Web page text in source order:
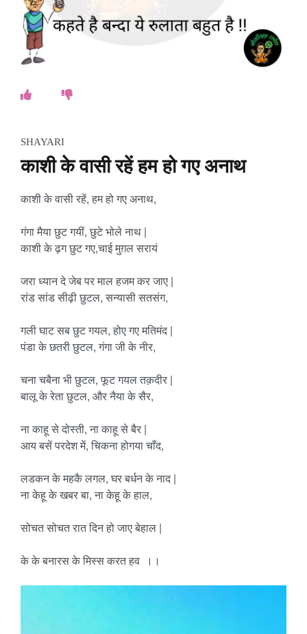
SHAYARI
काशी के वासी रहें हम हो गए अनाथ
काशी के वासी रहें, हम हो गए अनाथ,
गंगा मैया छुट गयीं, छुटे भोले नाथ |
काशी के ढ़ग छुट गए,चाई मुग़ल सरायं
जरा ध्यान दे जेब पर माल हजम कर जाए |
रांड सांड सीढ़ी छुटल, सन्यासी सतसंग,
गली घाट सब छुट गयल, होए गए मतिमंद |
पंडा के छतरी छुटल, गंगा जी के नीर,
चना चबैना भी छुटल, फूट गयल तक़दीर |
बालू के रेता छुटल, और नैया के सैर,
ना काहू से दोस्ती, ना काहू से बैर |
आय बसें परदेश में, चिकना होगया चाँद,
लडकन के महकै लगल, घर बर्धन के नाद |
ना केहू के खबर बा, ना केहू के हाल,
सोचत सोचत रात दिन हो जाए बेहाल |
के के बनारस के मिस्स करत हव ।।